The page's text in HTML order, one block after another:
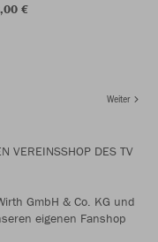
€
Weiter
VEREINSSHOP DES TV
GmbH & Co. KG und
eigenen Fanshop